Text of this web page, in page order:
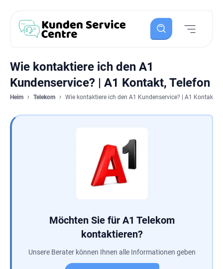
Wie kontaktiere ich den A1
Kundenservice? | A1 Kontakt, Telefon
Heim Telekom Wie kontaktiere ich den A1 Kundenservice? | A1 Kontakt,
Möchten Sie für A1 Telekom
kontaktieren?
Unsere Berater können Ihnen alle Informationen geben